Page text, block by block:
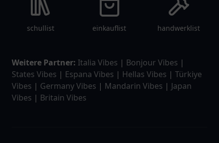
schullist einkauflist handwerklist
Weitere Partner: Italia Vibes | Bonjour Vibes |
States Vibes | Espana Vibes | Hellas Vibes | Türkiye
Vibes | Germany Vibes | Mandarin Vibes | Japan
Vibes | Britain Vibes